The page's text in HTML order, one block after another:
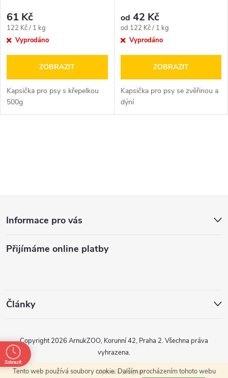
Tento web používá soubory cookie. Dalším procházením tohoto webu
61 Kč
Měrná
cena:
122 Kč / 1 kg
Vyprodáno
ZOBRAZIT
Kapsička pro psy s křepelkou
500g
od 42 Kč
Měrná
cena:
od 122 Kč / 1 kg
Vyprodáno
ZOBRAZIT
Kapsička pro psy se zvěřinou a
dýní
d
a
p
v
k
p
í
Informace pro vás
Přijímáme online platby
Články
Vytvořil Shoptet
Copyright 2026 ArnukZOO, Korunní 42, Praha 2. Všechna práva
vyhrazena.
Zobrazit